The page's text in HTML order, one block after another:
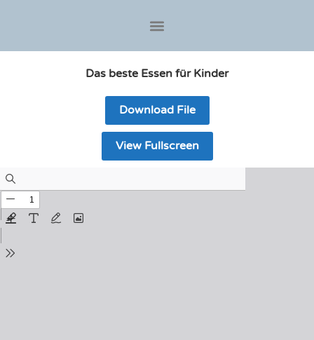
Das beste Essen für Kinder
Download File
View Fullscreen